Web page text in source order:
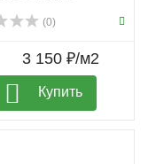
(0)
3 150 ₽/м2
Купить